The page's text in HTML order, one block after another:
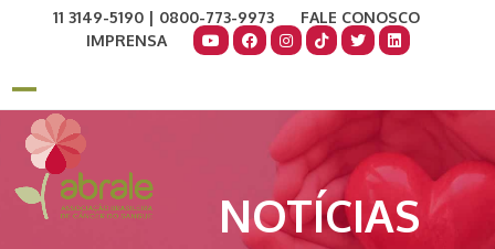
11 3149-5190 | 0800-773-9973
FALE CONOSCO
IMPRENSA
Open
mobile
menu
Close
mobile
menu
NOTÍCIAS